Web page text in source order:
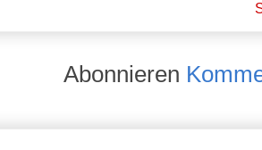
Abonnieren